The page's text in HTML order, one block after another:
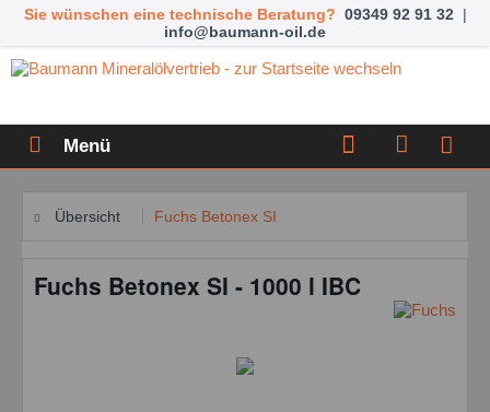
Sie wünschen eine technische Beratung? 09349 92 91 32 |
info@baumann-oil.de
Menü
Übersicht Fuchs Betonex SI
Fuchs Betonex SI - 1000 l IBC